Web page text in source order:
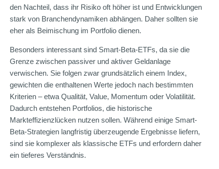
den Nachteil, dass ihr Risiko oft höher ist und Entwicklungen
stark von Branchendynamiken abhängen. Daher sollten sie
eher als Beimischung im Portfolio dienen.
Besonders interessant sind Smart-Beta-ETFs, da sie die
Grenze zwischen passiver und aktiver Geldanlage
verwischen. Sie folgen zwar grundsätzlich einem Index,
gewichten die enthaltenen Werte jedoch nach bestimmten
Kriterien – etwa Qualität, Value, Momentum oder Volatilität.
Dadurch entstehen Portfolios, die historische
Markteffizienzlücken nutzen sollen. Während einige Smart-
Beta-Strategien langfristig überzeugende Ergebnisse liefern,
sind sie komplexer als klassische ETFs und erfordern daher
ein tieferes Verständnis.